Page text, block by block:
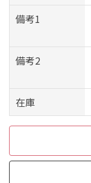
備考1
備考2
在庫